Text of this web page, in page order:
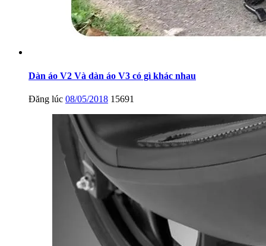
Dàn áo V2 Và dàn áo V3 có gì khác nhau
Đăng lúc 08/05/2018 15691